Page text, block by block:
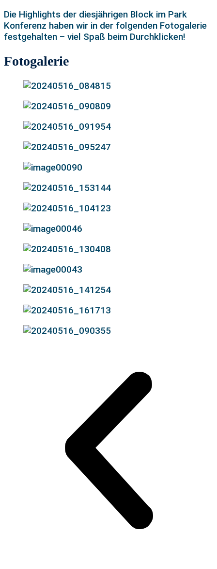
Die Highlights der diesjährigen Block im Park
Konferenz haben wir in der folgenden Fotogalerie
festgehalten – viel Spaß beim Durchklicken!
Fotogalerie